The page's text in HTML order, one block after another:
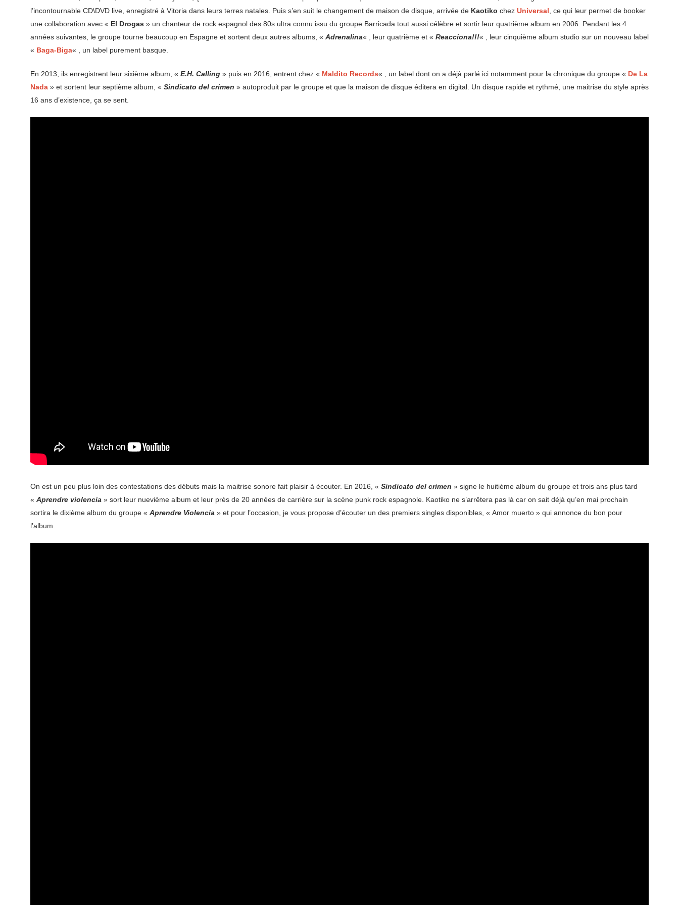
l’incontournable CD\DVD live, enregistré à Vitoria dans leurs terres natales. Puis s’en suit le changement de maison de disque, arrivée de Kaotiko chez Universal , ce qui leur permet de booker
une collaboration avec « El Drogas » un chanteur de rock espagnol des 80s ultra connu issu du groupe Barricada tout aussi célèbre et sortir leur quatrième album en 2006. Pendant les 4
années suivantes, le groupe tourne beaucoup en Espagne et sortent deux autres albums, « Adrenalina« , leur quatrième et « Reacciona!!!« , leur cinquième album studio sur un nouveau label
« Baga-Biga« , un label purement basque.
En 2013, ils enregistrent leur sixième album, « E.H. Calling » puis en 2016, entrent chez « Maldito Records« , un label dont on a déjà parlé ici notamment pour la chronique du groupe « De La
Nada » et sortent leur septième album, « Sindicato del crimen » autoproduit par le groupe et que la maison de disque éditera en digital. Un disque rapide et rythmé, une maitrise du style après
16 ans d’existence, ça se sent.
On est un peu plus loin des contestations des débuts mais la maitrise sonore fait plaisir à écouter. En 2016, « Sindicato del crimen » signe le huitième album du groupe et trois ans plus tard
« Aprendre violencia » sort leur nuevième album et leur près de 20 années de carrière sur la scène punk rock espagnole. Kaotiko ne s’arrêtera pas là car on sait déjà qu’en mai prochain
sortira le dixième album du groupe « Aprendre Violencia » et pour l’occasion, je vous propose d’écouter un des premiers singles disponibles, « Amor muerto » qui annonce du bon pour
l’album.